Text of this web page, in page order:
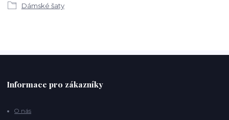
Dámské šaty
Informace pro zákazníky
O nás